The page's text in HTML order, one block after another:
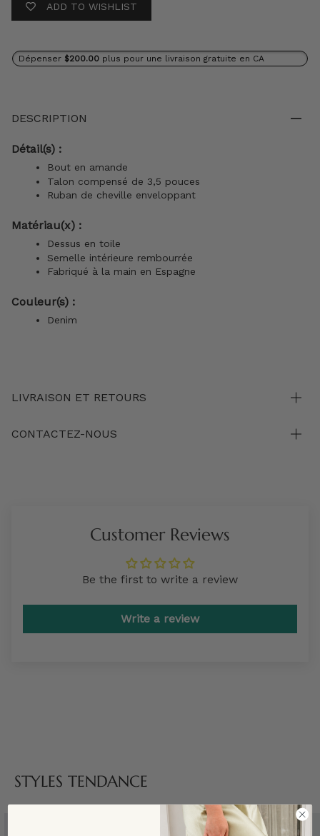
ADD TO WISHLIST
Dépenser $200.00 plus pour une livraison gratuite en CA
DESCRIPTION
Détail(s) :
Bout en amande
Talon compensé de 3,5 pouces
Ruban de cheville enveloppant
Matériau(x) :
Dessus en toile
Semelle intérieure rembourrée
Fabriqué à la main en Espagne
Couleur(s) :
Denim
LIVRAISON ET RETOURS
CONTACTEZ-NOUS
Customer Reviews
Be the first to write a review
Write a review
STYLES TENDANCE